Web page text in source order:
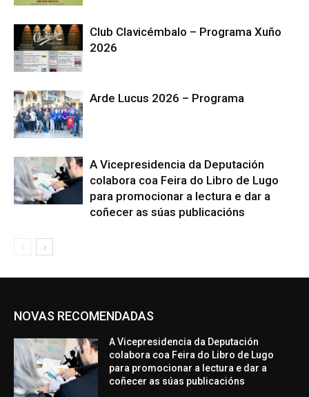
Club Clavicémbalo – Programa Xuño
2026
Arde Lucus 2026 – Programa
A Vicepresidencia da Deputación
colabora coa Feira do Libro de Lugo
para promocionar a lectura e dar a
coñecer as súas publicacións
NOVAS RECOMENDADAS
A Vicepresidencia da Deputación
colabora coa Feira do Libro de Lugo
para promocionar a lectura e dar a
coñecer as súas publicacións